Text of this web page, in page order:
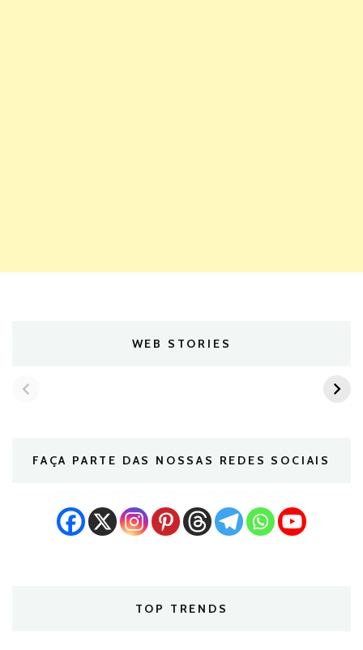
WEB STORIES
FAÇA PARTE DAS NOSSAS REDES SOCIAIS
TOP TRENDS